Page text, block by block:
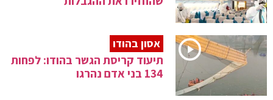
אסון בהודו
תיעוד קריסת הגשר בהודו: לפחות
134 בני אדם נהרגו